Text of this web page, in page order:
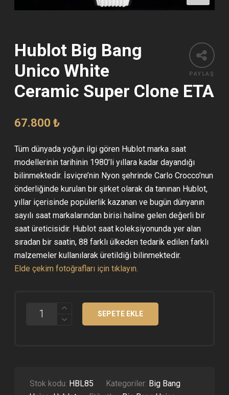
PAYLAŞ
Hublot Big Bang
Unico White
Ceramic Super Clone ETA
67.800₺
Tüm dünyada yoğun ilgi gören Hublot marka saat
modellerinin tarihinin 1980’li yıllara kadar dayandığı
bilinmektedir. İsviçre’nin Nyon şehrinde Carlo Crocco’nun
önderliğinde kurulan bir şirket olarak da tanınan Hublot,
yıllar içerisinde popülerlik kazanan ve bugün dünyanın
sayılı saat markalarından birisi haline gelen değerli bir
saat üreticisidir. Hublot saat koleksiyonunda yer alan
sıradan bir saatin, 88 farklı ülkeden tedarik edilen farklı
malzemeler kullanılarak üretildiği bilinmektedir.
Elde çekim fotoğrafları için tıklayın.
ETA
ADET
SEPETE EKLE
Stok kodu: HBL85 Kategoriler: Big Bang